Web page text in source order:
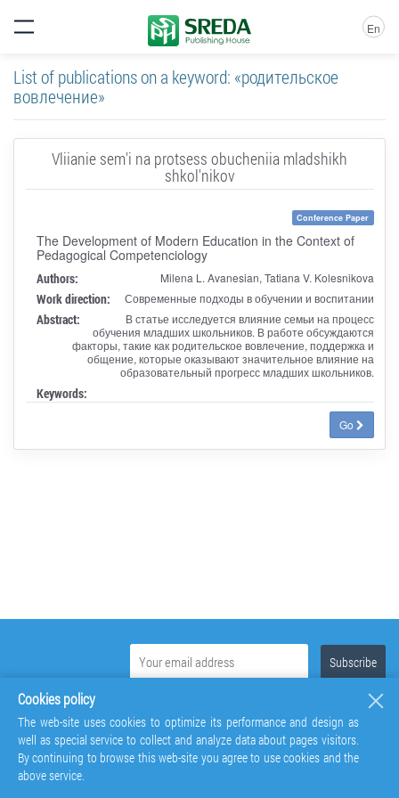
En
List of publications on a keyword: «родительское
вовлечение»
Vliianie sem'i na protsess obucheniia mladshikh
shkol'nikov
Conference Paper
The Development of Modern Education in the Context of
Pedagogical Competenciology
Authors: Milena L. Avanesian, Tatiana V. Kolesnikova
Work direction: Современные подходы в обучении и воспитании
Abstract:
В статье исследуется влияние семьи на процесс
обучения младших школьников. В работе обсуждаются
факторы, такие как родительское вовлечение, поддержка и
общение, которые оказывают значительное влияние на
образовательный прогресс младших школьников.
Keywords:
Go
Cookies policy
The web-site uses cookies to optimize its performance and design as
well as special service to collect and analyze data about pages visitors.
By continuing to browse this web-site you agree to use cookies and the
above service.